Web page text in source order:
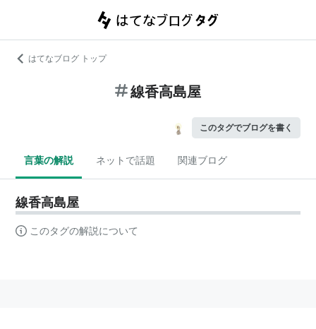
はてなブログ トップ
線香高島屋
このタグでブログを書く
言葉の解説 ネットで話題 関連ブログ
線香高島屋
このタグの解説について